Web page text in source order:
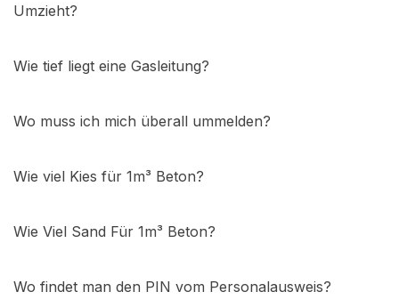
Umzieht?
Wie tief liegt eine Gasleitung?
Wo muss ich mich überall ummelden?
Wie viel Kies für 1m³ Beton?
Wie Viel Sand Für 1m³ Beton?
Wo findet man den PIN vom Personalausweis?